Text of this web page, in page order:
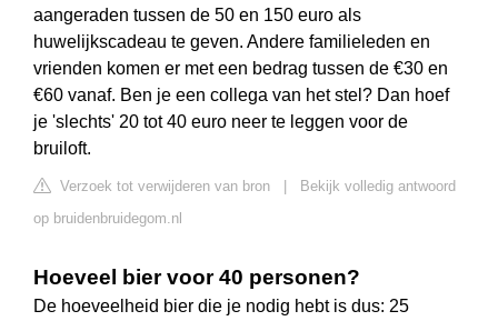
aangeraden tussen de 50 en 150 euro als
huwelijkscadeau te geven. Andere familieleden en
vrienden komen er met een bedrag tussen de €30 en
€60 vanaf. Ben je een collega van het stel? Dan hoef
je 'slechts' 20 tot 40 euro neer te leggen voor de
bruiloft.
Verzoek tot verwijderen van bron
Bekijk volledig antwoord
op bruidenbruidegom.nl
Hoeveel bier voor 40 personen?
De hoeveelheid bier die je nodig hebt is dus: 25